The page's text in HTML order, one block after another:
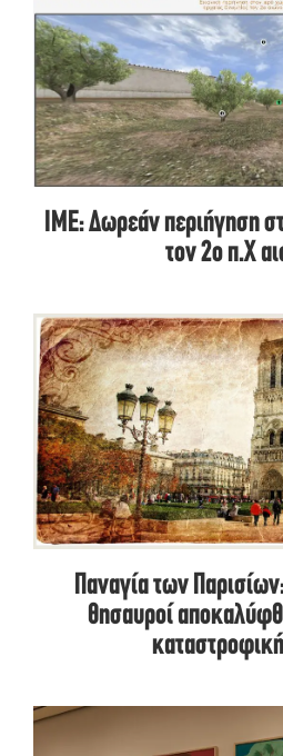
ΙΜΕ: Δωρεάν περιήγηση
τον 2ο π.Χ
Παναγία των
θησαυροί